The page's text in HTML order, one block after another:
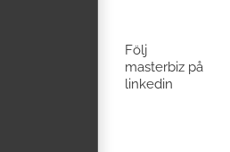
Följ
masterbiz på
linkedin